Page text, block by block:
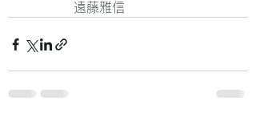
遠藤雅信